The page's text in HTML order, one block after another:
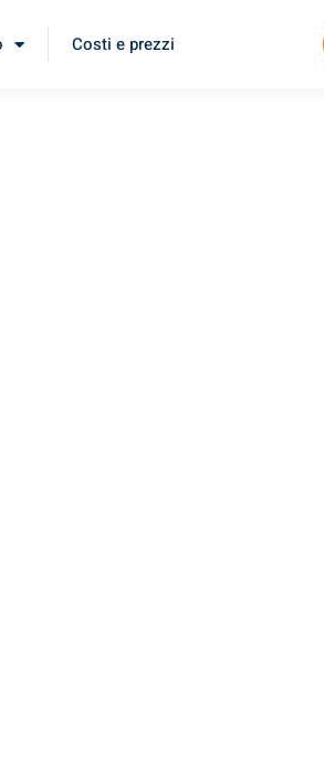
Costi e prezzi